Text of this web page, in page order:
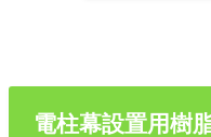
電柱幕設置用樹